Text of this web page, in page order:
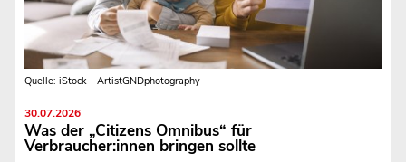
Quelle: iStock - ArtistGNDphotography
30.07.2026
Was der „Citizens Omnibus“ für
Verbraucher:innen bringen sollte